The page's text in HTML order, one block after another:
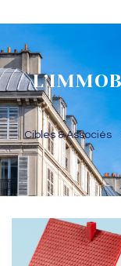
Cibles & Associés